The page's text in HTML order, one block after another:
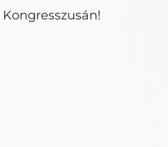
Kongresszusán!